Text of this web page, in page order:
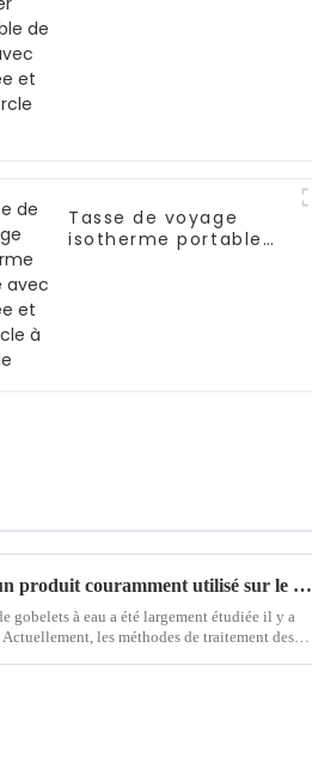
Tasse de voyage
isotherme portable
La doublure extensible sera-t-elle un produit couramment utilisé sur le marché des gobelets à eau à l’avenir ?
gobelets à eau a été largement étudiée il y a
les méthodes de traitement des